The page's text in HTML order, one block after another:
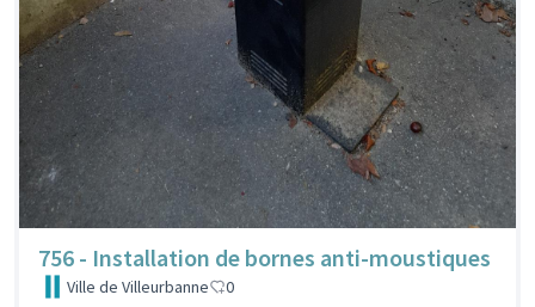
756 - Installation de bornes anti-moustiques
Ville de Villeurbanne 0